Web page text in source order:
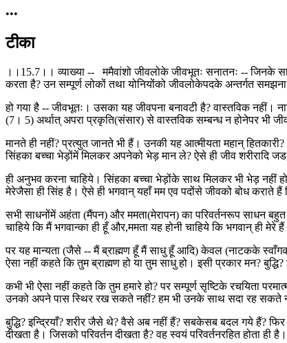
•••
टीका
।।15.7।। व्याख्या -- ममैवांशो जीवलोके जीवभूतः सनातनः -- जिनके
करता है? उन सम्पूर्ण लोकों तथा योनियोंको जीवलोकेपदके अन्तर्गत
हो गया है -- जीवभूतः। उसका यह जीवपना बनावटी है? वास्तविक नहीं।
(7। 5) अर्थात् अपरा प्रकृति(संसार) से वास्तविक सम्बन्ध न होनेपर भी
मानते ही नहीं? प्रत्युत जानते भी हैं। उनकी यह आत्मीयता महान्
सिंहका बच्चा भेड़ोंमें मिलकर अपनेको भेड़ मान ले? ऐसे ही जीव
ही अनुभव करना चाहिये। सिंहका बच्चा भेड़ोंके साथ मिलकर भी भेड़ नहीं
मेरेजैसा ही सिंह है। ऐसे ही भगवान् यहाँ मम एव पदोंसे जीवको बोध कराते
सभी साधनोंमें अहंता (मैंपन) और ममता(मेरापन) का परिवर्तनरूप साधन
चाहिये कि मैं भगवान्का ही हूँ और,ममता यह होनी चाहिये कि भगवान् ही
पर यह मान्यता (जैसे -- मैं ब्राह्मण हूँ मैं साधु हूँ आदि) केवल (नाटकके
ऐसा नहीं कहते कि तुम ब्राह्मण हो या तुम साधु हो। इसी प्रकार मन?
कभी भी ऐसा नहीं कहते कि तुम हमारे हो? पर सम्पूर्ण सृष्टिके रचयिता
उनको अपने पास स्थिर रख सकते नहीं? हम भी उनके साथ सदा रह सकते
बुद्धि? इन्द्रियाँ? शरीर जैसे थे? वैसे अब नहीं हैं? सबकेसब बदल गये हैं? फिर
दीखता है। जिसको परिवर्तन दीखता है? वह स्वयं परिवर्तनरहित होता